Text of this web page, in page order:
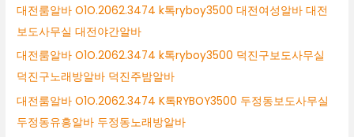
대전룸알바 O1O.2062.3474 k톡ryboy3500 대전여성알바 대전
보도사무실 대전야간알바
대전룸알바 O1O.2062.3474 k톡ryboy3500 덕진구보도사무실
덕진구노래방알바 덕진주밤알바
대전룸알바 O1O.2062.3474 K톡RYBOY3500 두정동보도사무실
두정동유흥알바 두정동노래방알바